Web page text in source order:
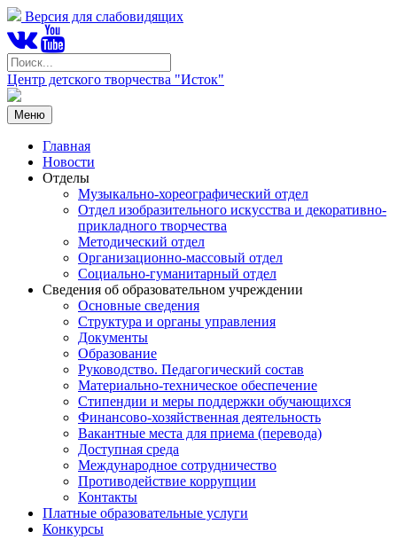
Версия для слабовидящих
Центр детского творчества "Исток"
Меню
Главная
Новости
Отделы
Музыкально-хореографический отдел
Отдел изобразительного искусства и декоративно-
прикладного творчества
Методический отдел
Организационно-массовый отдел
Социально-гуманитарный отдел
Сведения об образовательном учреждении
Основные сведения
Структура и органы управления
Документы
Образование
Руководство. Педагогический состав
Материально-техническое обеспечение
Стипендии и меры поддержки обучающихся
Финансово-хозяйственная деятельность
Вакантные места для приема (перевода)
Доступная среда
Международное сотрудничество
Противодействие коррупции
Контакты
Платные образовательные услуги
Конкурсы